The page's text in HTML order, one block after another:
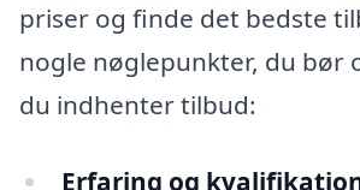
priser og finde det bedste
nogle nøglepunkter, du bør
du indhenter tilbud:
Erfaring og